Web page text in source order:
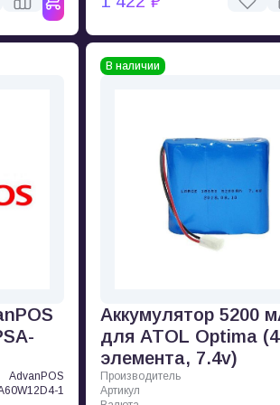
AdvanPOS
1
В наличии
Аккумулятор 5200
для ATOL Optima (4
элемента, 7.4v)
Производитель
Артикул